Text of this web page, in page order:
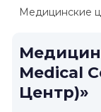
Медицинские
Medical
Центр)»